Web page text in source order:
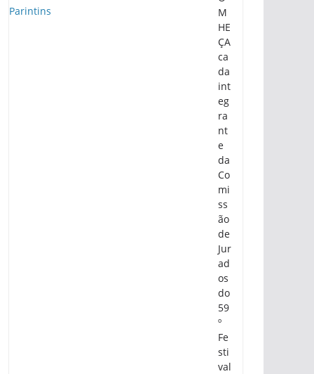
M
HE
ÇA
ca
da
int
eg
ra
nt
e
da
Co
mi
ss
ão
de
Jur
ad
os
do
59
º
Fe
sti
val